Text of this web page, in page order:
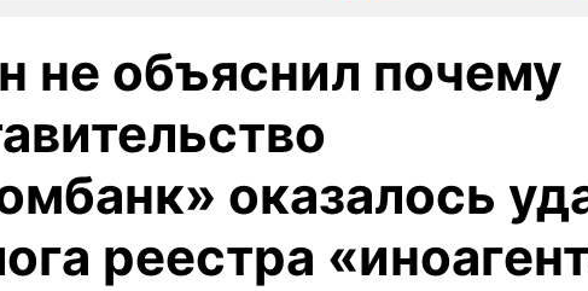
не объяснил почему
оказалось
реестра